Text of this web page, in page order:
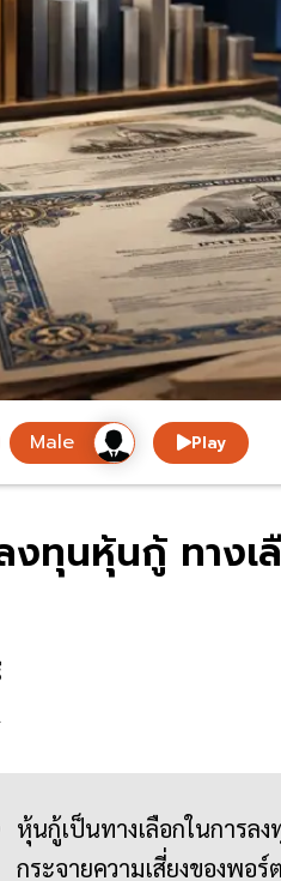
Play
งทุนหุ้นกู้ ทาง
หุ้นกู้เป็นทางเลือกในการล
กระจายความเสี่ยงของพอ